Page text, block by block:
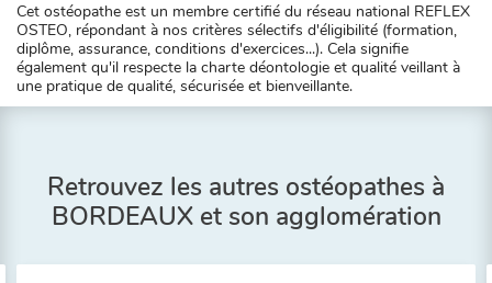
Cet ostéopathe est un membre certifié du réseau national REFLEX
OSTEO, répondant à nos critères sélectifs d'éligibilité (formation,
diplôme, assurance, conditions d'exercices...). Cela signifie
également qu'il respecte la charte déontologie et qualité veillant à
une pratique de qualité, sécurisée et bienveillante.
Retrouvez les autres ostéopathes à
BORDEAUX et son agglomération